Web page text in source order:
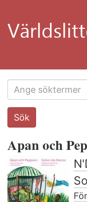
huvudinnehåll
Search
this
Sök
Apan och